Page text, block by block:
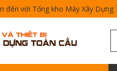
đến với Tổng kho Máy Xây Dựng